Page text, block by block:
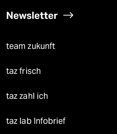
Newsletter
team zukunft
taz frisch
taz zahl ich
taz lab Infobrief